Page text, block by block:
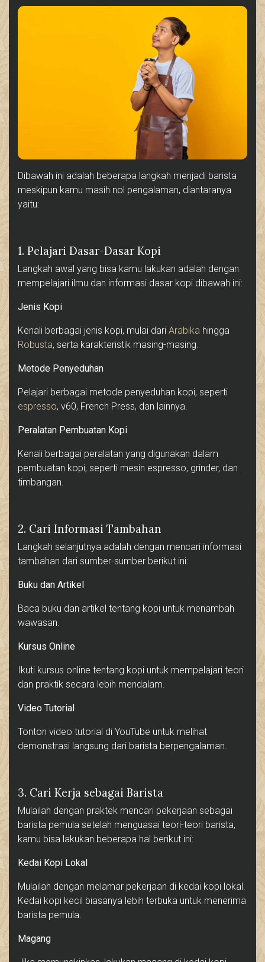
Dibawah ini adalah beberapa langkah menjadi barista
meskipun kamu masih nol pengalaman, diantaranya
yaitu:
1. Pelajari Dasar-Dasar Kopi
Langkah awal yang bisa kamu lakukan adalah dengan
mempelajari ilmu dan informasi dasar kopi dibawah ini:
Jenis Kopi
Kenali berbagai jenis kopi, mulai dari Arabika hingga
Robusta, serta karakteristik masing-masing.
Metode Penyeduhan
Pelajari berbagai metode penyeduhan kopi, seperti
espresso, v60, French Press, dan lainnya.
Peralatan Pembuatan Kopi
Kenali berbagai peralatan yang digunakan dalam
pembuatan kopi, seperti mesin espresso, grinder, dan
timbangan.
2. Cari Informasi Tambahan
Langkah selanjutnya adalah dengan mencari informasi
tambahan dari sumber-sumber berikut ini:
Buku dan Artikel
Baca buku dan artikel tentang kopi untuk menambah
wawasan.
Kursus Online
Ikuti kursus online tentang kopi untuk mempelajari teori
dan praktik secara lebih mendalam.
Video Tutorial
Tonton video tutorial di YouTube untuk melihat
demonstrasi langsung dari barista berpengalaman.
3. Cari Kerja sebagai Barista
Mulailah dengan praktek mencari pekerjaan sebagai
barista pemula setelah menguasai teori-teori barista,
kamu bisa lakukan beberapa hal berikut ini:
Kedai Kopi Lokal
Mulailah dengan melamar pekerjaan di kedai kopi lokal.
Kedai kopi kecil biasanya lebih terbuka untuk menerima
barista pemula.
Magang